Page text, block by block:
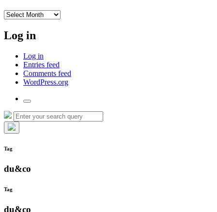
Log in
Log in
Entries feed
Comments feed
WordPress.org
Toggle
the
search
Search
for:
Search
Hide
search
Tag
du&co
Tag
du&co